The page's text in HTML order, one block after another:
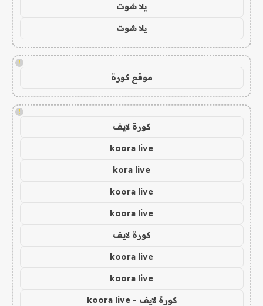
يلا شوت
يلا شوت
!
موقع كورة
!
كورة لايف
koora live
kora live
koora live
koora live
كورة لايف
koora live
koora live
كورة لايف - koora live